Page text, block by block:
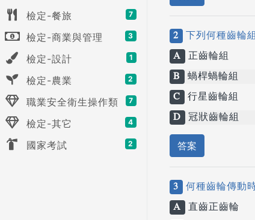
檢定-餐旅 7
檢定-商業與管理 3
檢定-設計 1
檢定-農業 2
職業安全衛生操作類 7
檢定-其它 4
國家考試 2
2 下列何種齒輪
A 正齒輪組
B 蝸桿蝸輪組
C 行星齒輪組
D 冠狀齒輪組
答案
3 何種齒輪傳動
A 直齒正齒輪